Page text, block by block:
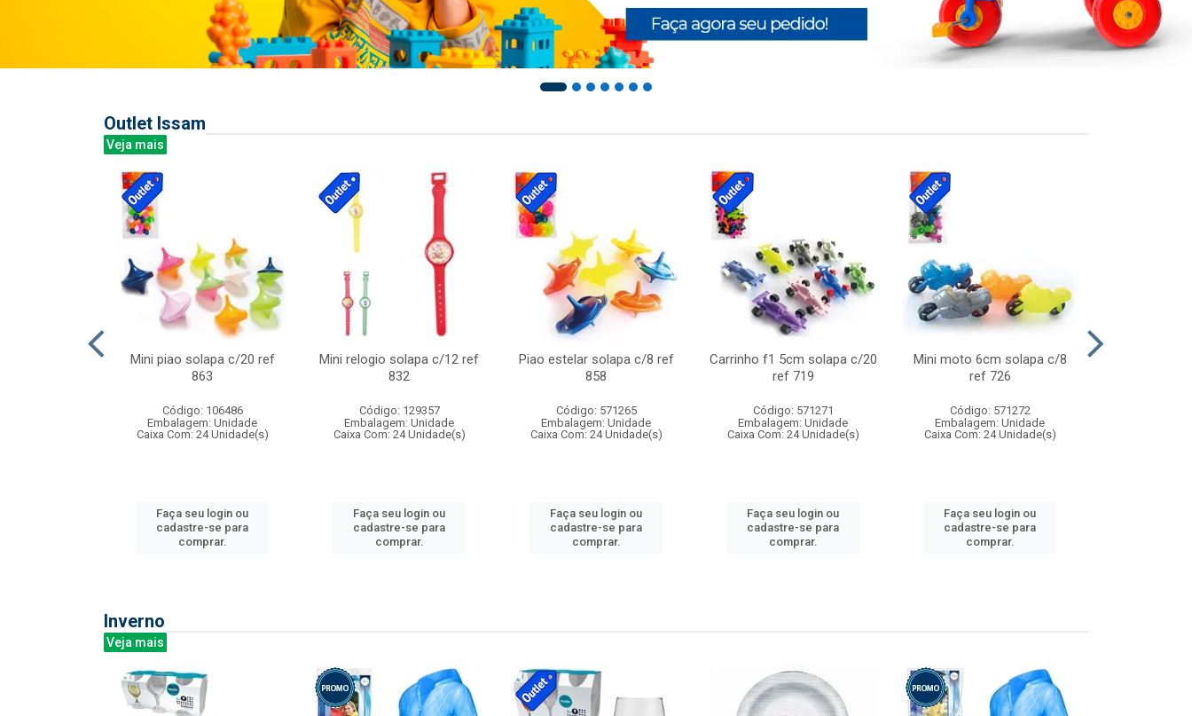
Outlet Issam
Veja mais
Mini piao solapa c/20 ref
863
Código: 106486
Embalagem: Unidade
Caixa Com: 24 Unidade(s)
Faça seu login ou
cadastre-se para
comprar.
Mini relogio solapa c/12 ref
832
Código: 129357
Embalagem: Unidade
Caixa Com: 24 Unidade(s)
Faça seu login ou
cadastre-se para
comprar.
Piao estelar solapa c/8 ref
858
Código: 571265
Embalagem: Unidade
Caixa Com: 24 Unidade(s)
Faça seu login ou
cadastre-se para
comprar.
Carrinho f1 5cm solapa c/20
ref 719
Código: 571271
Embalagem: Unidade
Caixa Com: 24 Unidade(s)
Faça seu login ou
cadastre-se para
comprar.
Mini moto 6cm solapa c/8
ref 726
Código: 571272
Embalagem: Unidade
Caixa Com: 24 Unidade(s)
Faça seu login ou
cadastre-se para
comprar.
Inverno
Veja mais